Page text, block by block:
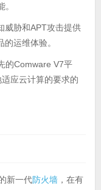
威胁和APT攻击提供
运维体验。
的Comware V7平
应云计算的要求的
新一代防火墙，在有